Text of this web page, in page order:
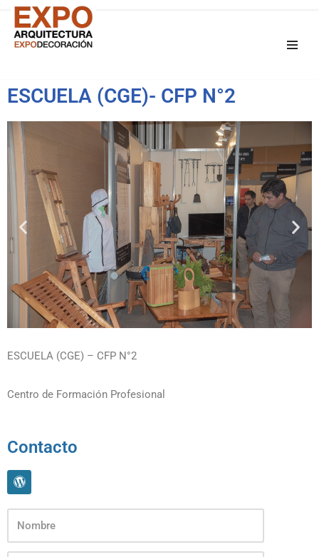
Saltar
ESCUELA (CGE)- CFP N°2
ESCUELA (CGE) – CFP N°2
Centro de Formación Profesional
Contacto